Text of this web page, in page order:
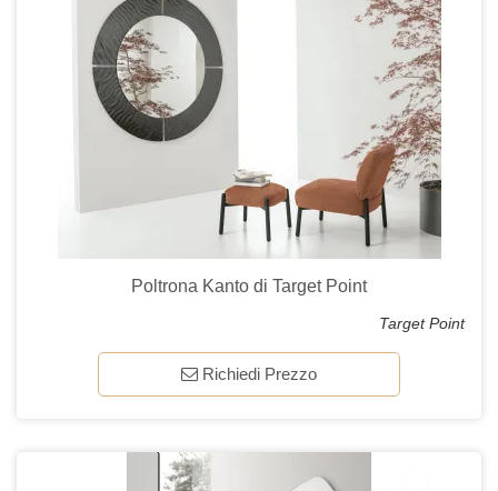
Poltrona Kanto di Target Point
Target Point
Richiedi Prezzo